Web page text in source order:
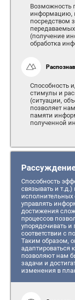
Возможность
информацию,
посредством
(получение
обработка
Способность
стимулы и
(ситуации,
позволяет
памяти
полученной
Способность
связывать и
управлять
достижения
процессов
упорядочивать
соответствии с
Таким образом,
адаптироваться
позволяют нам
задачи и
изменения в